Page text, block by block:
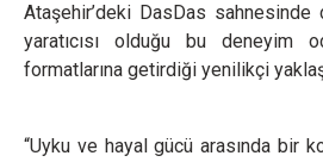
Ataşehir’deki DasDas sahnesinde
yaratıcısı olduğu bu deneyim
formatlarına getirdiği yenilikçi
“Uyku ve hayal gücü arasında bir